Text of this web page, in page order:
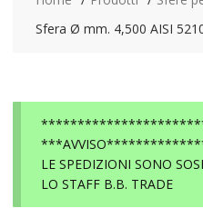
Sfera Ø mm. 4,500 AISI
LE SPEDIZIONI SONO
LO STAFF B.B. TRADE